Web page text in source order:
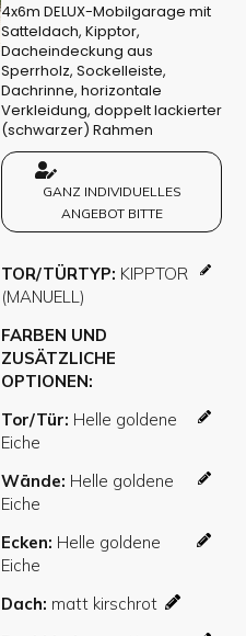
4x6m DELUX-Mobilgarage mit
Satteldach, Kipptor,
Dacheindeckung aus
Sperrholz, Sockelleiste,
Dachrinne, horizontale
Verkleidung, doppelt lackierter
(schwarzer) Rahmen
GANZ INDIVIDUELLES
ANGEBOT BITTE
TOR/TÜRTYP
FARBEN UND
ZUSÄTZLICHE
OPTIONEN
Tor/Tür
Wände
Ecken
Dach